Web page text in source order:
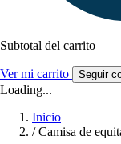
Subtotal del carrito
Ver mi carrito Seguir
Loading...
Inicio
/ Camisa de